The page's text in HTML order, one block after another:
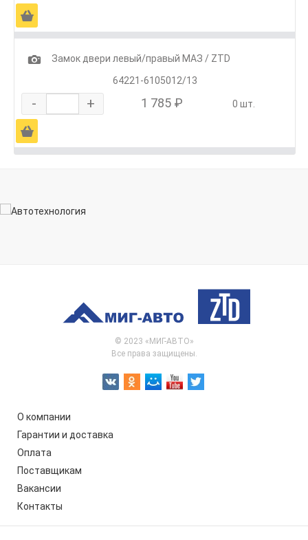
Ä
1
Замок двери левый/правый МАЗ / ZTD
64221-6105012/13
- + 1 785 ₽ 0 шт.
Ä
© 2023 «МИГ-АВТО»
Все права защищены.
О компании
Гарантии и доставка
Оплата
Поставщикам
Вакансии
Контакты